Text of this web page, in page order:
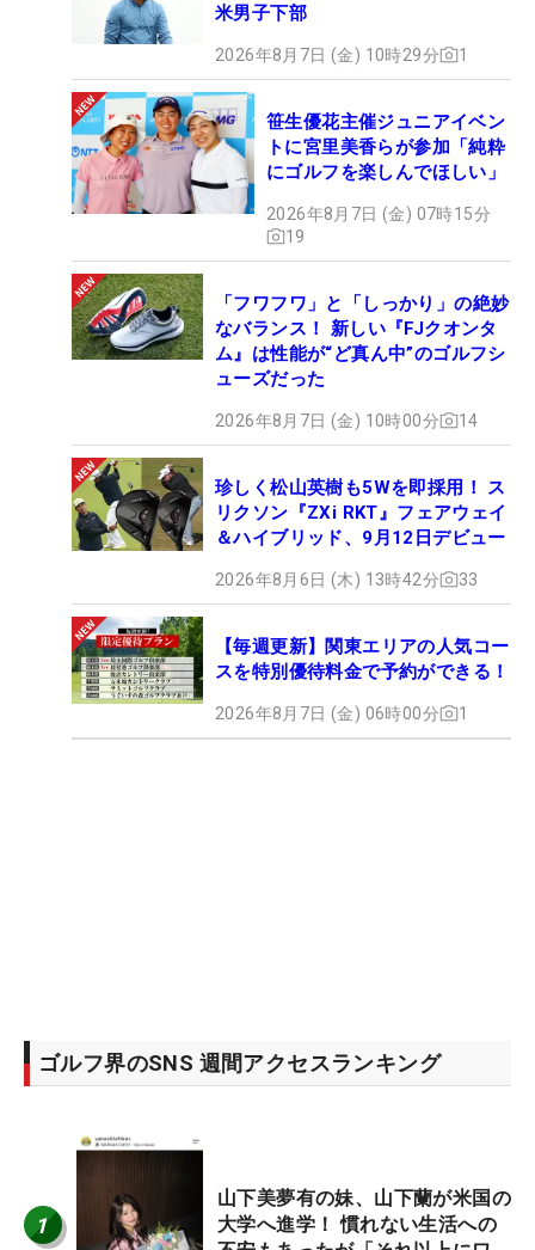
米男子下部
2026年8月7日 (金) 10時29分 1
笹生優花主催ジュニアイベン
トに宮里美香らが参加「純粋
にゴルフを楽しんでほしい」
2026年8月7日 (金) 07時15分
19
「フワフワ」と「しっかり」の絶妙
なバランス！ 新しい『FJクオンタ
ム』は性能が“ど真ん中”のゴルフシ
ューズだった
2026年8月7日 (金) 10時00分 14
珍しく松山英樹も5Wを即採用！ ス
リクソン『ZXi RKT』フェアウェイ
＆ハイブリッド、9月12日デビュー
2026年8月6日 (木) 13時42分 33
【毎週更新】関東エリアの人気コー
スを特別優待料金で予約ができる！
2026年8月7日 (金) 06時00分 1
ゴルフ界のSNS 週間アクセスランキング
1
山下美夢有の妹、山下蘭が米国の
大学へ進学！ 慣れない生活への